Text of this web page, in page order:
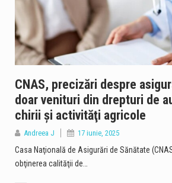
CNAS, precizări despre
doar venituri din drepturi de
chirii şi activităţi agricole
Andreea J 17 iunie, 2025
Casa Naţională de Asigurări de Sănătate
obţinerea calităţii de…